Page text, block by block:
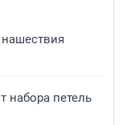
набора петель